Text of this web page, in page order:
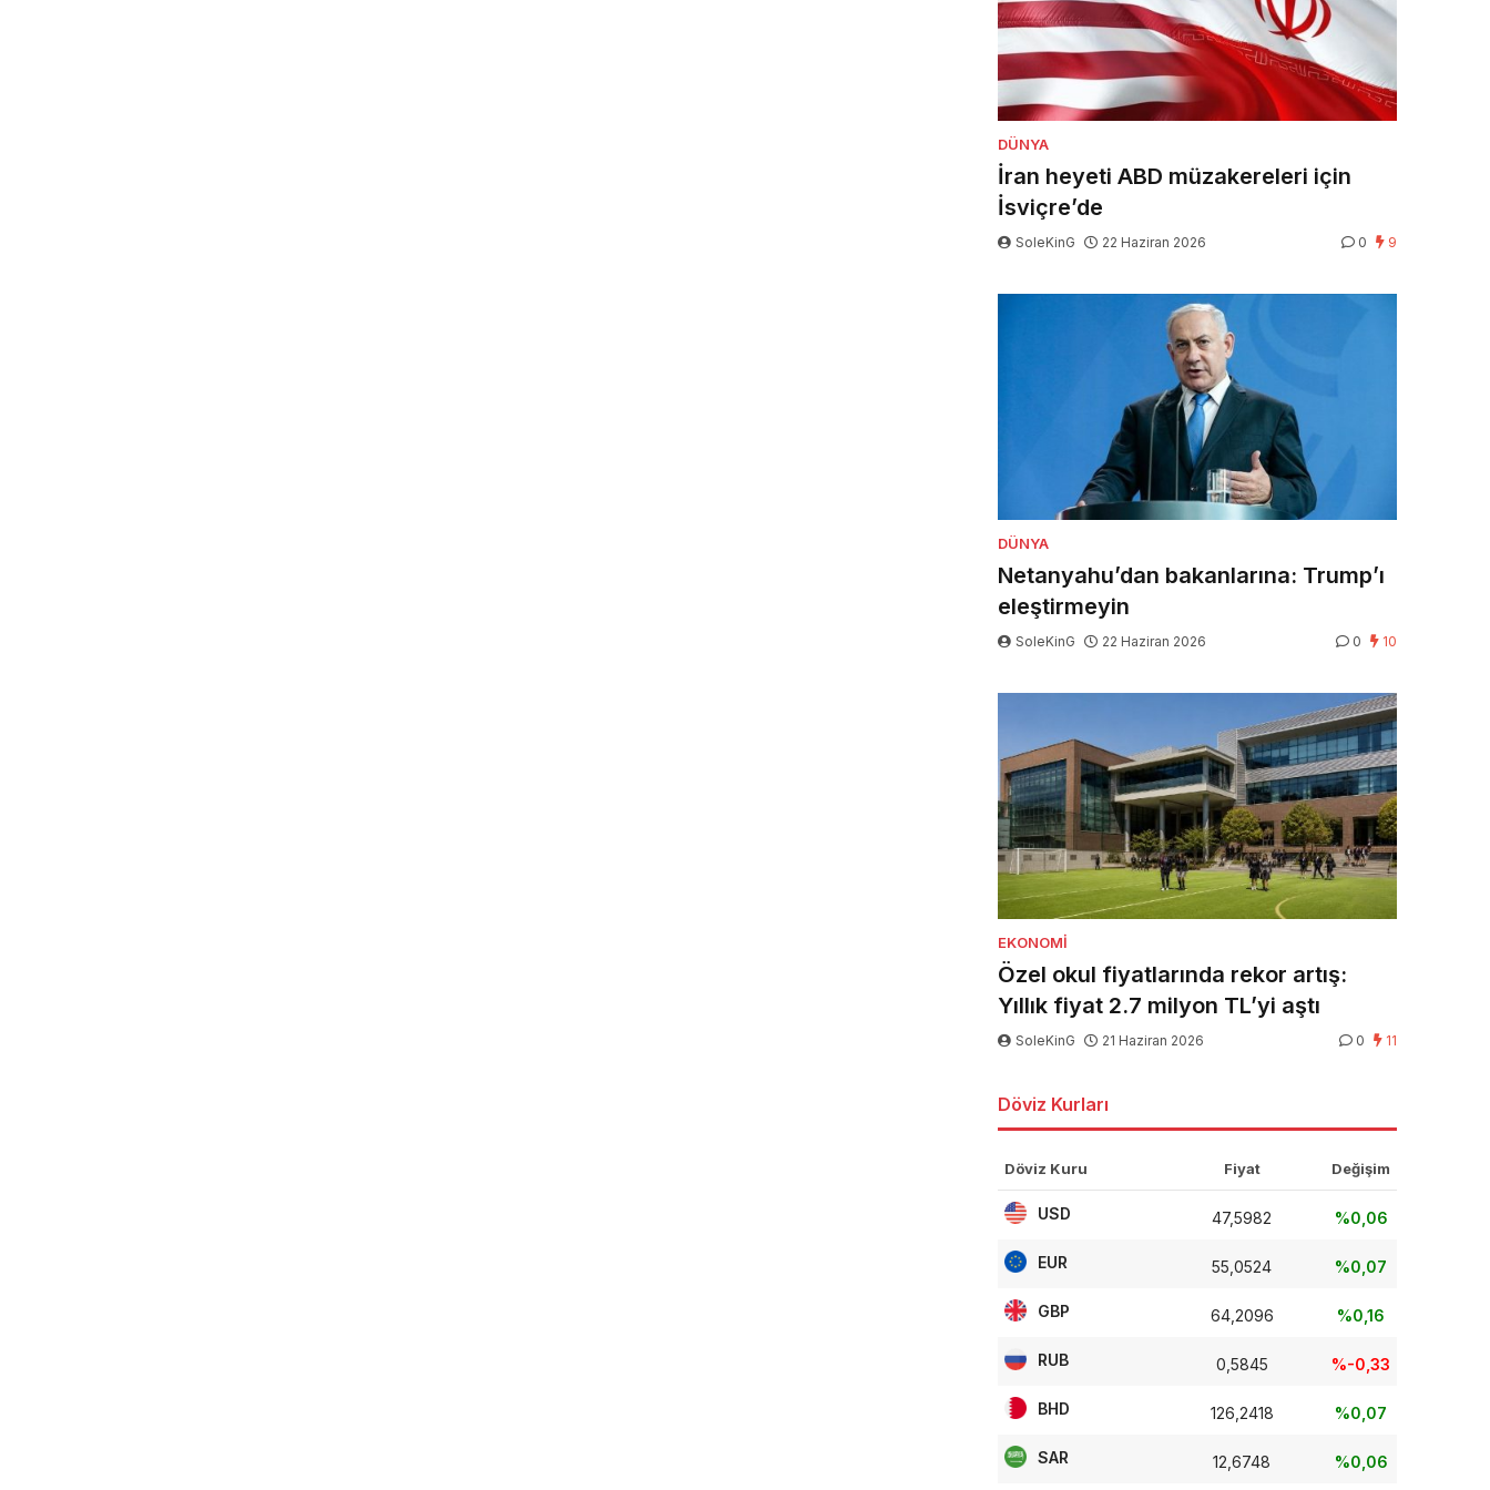
DÜNYA
İran heyeti ABD müzakereleri için
İsviçre’de
SoleKinG 22 Haziran 2026 0 9
DÜNYA
Netanyahu’dan bakanlarına: Trump’ı
eleştirmeyin
SoleKinG 22 Haziran 2026 0 10
EKONOMI
Özel okul fiyatlarında rekor artış:
Yıllık fiyat 2.7 milyon TL’yi aştı
SoleKinG 21 Haziran 2026 0 11
Döviz Kurları
Döviz Kuru Fiyat Değişim
USD 47,5982 %0,06
EUR 55,0524 %0,07
GBP 64,2096 %0,16
RUB 0,5845 %-0,33
BHD 126,2418 %0,07
SAR 12,6748 %0,06